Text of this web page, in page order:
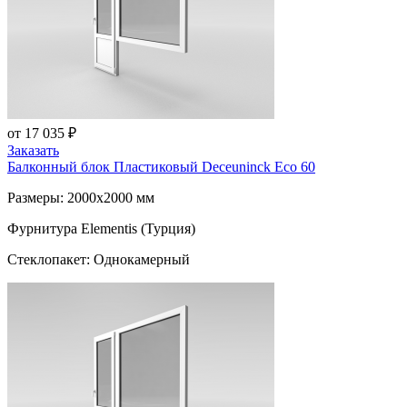
от 17 035 ₽
Заказать
Балконный блок Пластиковый Deceuninck Eco 60
Размеры: 2000x2000 мм
Фурнитура Elementis (Турция)
Стеклопакет: Однокамерный